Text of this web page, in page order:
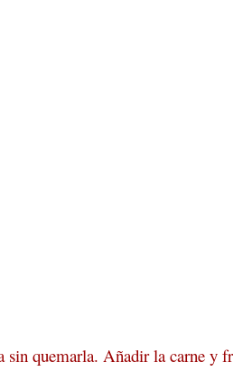
sin quemarla. Añadir la carne y